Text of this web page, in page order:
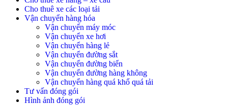
Cho thuê xe các loại tải
Vận chuyển hàng hóa
Vận chuyển máy móc
Vận chuyển xe hơi
Vận chuyển hàng lẻ
Vận chuyển đường sắt
Vận chuyển đường biển
Vận chuyển đường hàng không
Vận chuyển hàng quá khổ quá tải
Tư vấn đóng gói
Hình ảnh đóng gói